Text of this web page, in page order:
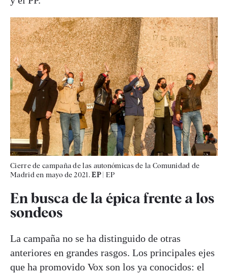
Cierre de campaña de las autonómicas de la Comunidad de
Madrid en mayo de 2021.EP| EP
En busca de la épica frente a los
sondeos
La campaña no se ha distinguido de otras
anteriores en grandes rasgos. Los principales ejes
que ha promovido Vox son los ya conocidos: el